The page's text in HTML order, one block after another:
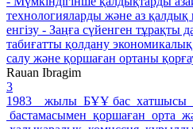
технологияларды және аз қалдық
енгізу - Заңға сүйенген тұрақты
табиғатты қолдану
салу және қоршаған ортаны
Rauan Ibragim
3
1983 жылы БҰҰ бас хатшысы
бастамасымен қоршаған орта